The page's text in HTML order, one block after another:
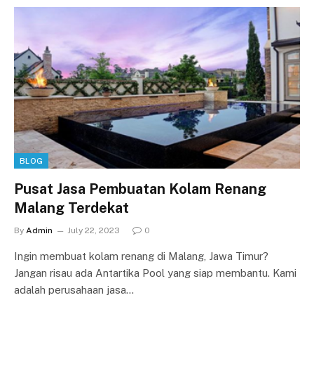
BLOG
Pusat Jasa Pembuatan Kolam Renang
Malang Terdekat
By Admin July 22, 2023 0
Ingin membuat kolam renang di Malang, Jawa Timur?
Jangan risau ada Antartika Pool yang siap membantu. Kami
adalah perusahaan jasa…